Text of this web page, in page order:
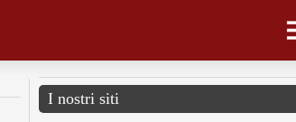
I nostri siti